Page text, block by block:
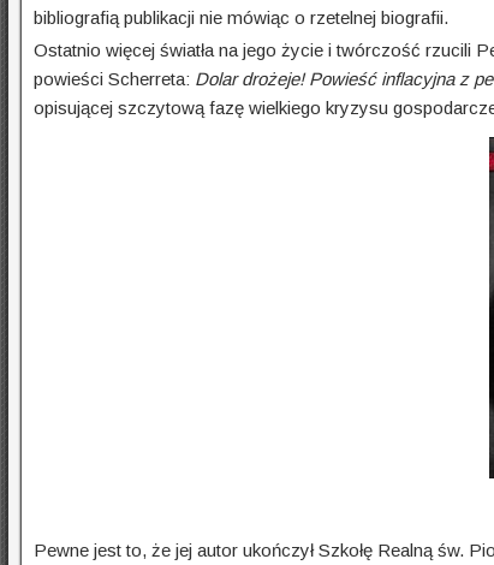
bibliografią publikacji nie mówiąc o rze­tel­nej biografii.
Ostatnio więcej światła na jego życie i twórczość rzucili
powieści Scherreta: Dolar drożeje! Powieść inflacyjna z
opisującej szczyto­wą fazę wielkiego kryzysu
Pewne jest to, że jej autor ukończył Szkołę Realną św.